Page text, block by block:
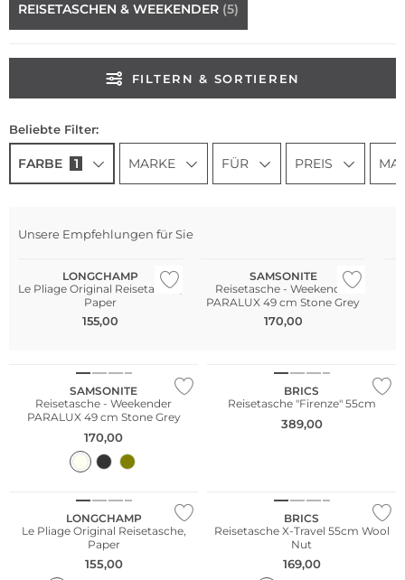
REISETASCHEN & WEEKENDER (5)
FILTERN & SORTIEREN
Beliebte Filter:
FARBE 1 MARKE FÜR PREIS
Unsere Empfehlungen für Sie
Nachhaltig
LONGCHAMP
Le Pliage Original Reisetasche,
Paper
155,00
SAMSONITE
Reisetasche - Weekender
PARALUX 49 cm Stone Grey
170,00
SAMSONITE
Reisetasche - Weekender
PARALUX 49 cm Stone Grey
170,00
BRICS
Reisetasche "Firenze" 55cm
389,00
LONGCHAMP
Le Pliage Original Reisetasche,
Paper
155,00
BRICS
Reisetasche X-Travel 55cm Wool
Nut
169,00